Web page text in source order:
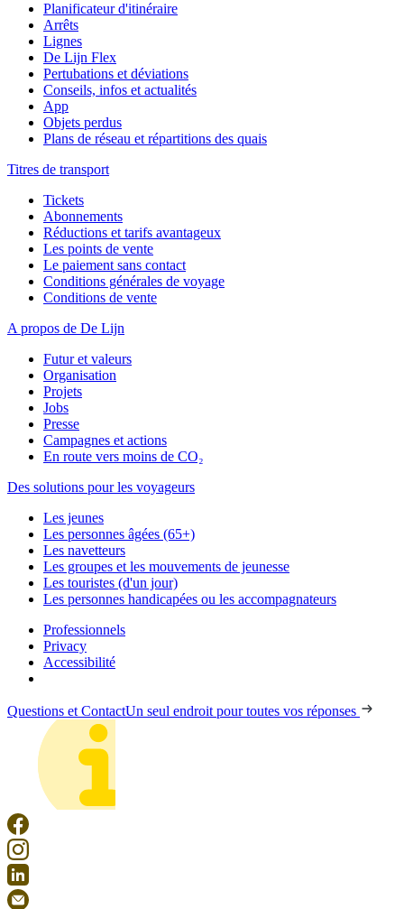
Planificateur d'itinéraire
Arrêts
Lignes
De Lijn Flex
Pertubations et déviations
Conseils, infos et actualités
App
Objets perdus
Plans de réseau et répartitions des quais
Titres de transport
Tickets
Abonnements
Réductions et tarifs avantageux
Les points de vente
Le paiement sans contact
Conditions générales de voyage
Conditions de vente
A propos de De Lijn
Futur et valeurs
Organisation
Projets
Jobs
Presse
Campagnes et actions
En route vers moins de CO₂
Des solutions pour les voyageurs
Les jeunes
Les personnes âgées (65+)
Les navetteurs
Les groupes et les mouvements de jeunesse
Les touristes (d'un jour)
Les personnes handicapées ou les accompagnateurs
Professionnels
Privacy
Accessibilité
Questions et ContactUn seul endroit pour toutes vos réponses